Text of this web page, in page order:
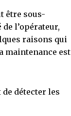
être sous-
de l’opérateur,
raisons qui
maintenance est
détecter les